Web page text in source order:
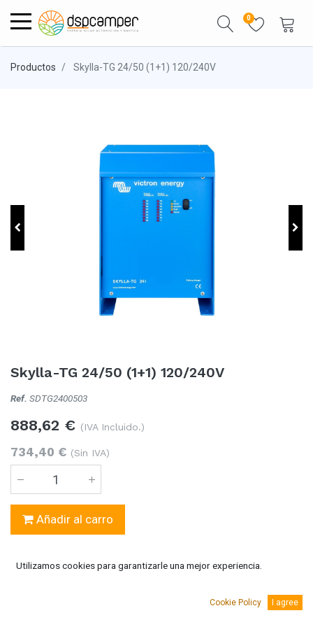
0
Productos Skylla-TG 24/50 (1+1) 120/240V
Skylla-TG 24/50 (1+1) 120/240V
Ref. SDTG2400503
888,62 € (IVA Incluido.)
734,40 € (Sin IVA)
Añadir al carro
Utilizamos cookies para garantizarle una mejor experiencia.
Cookie Policy I agree